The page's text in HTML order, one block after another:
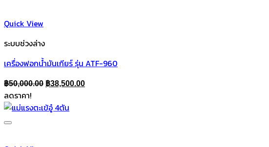
Quick View
ระบบช่วงล่าง
เครื่องฟอกน้ำมันเกียร์ รุ่น ATF-960
฿50,000.00 Original
was:
฿38,500.00Current
ลดราคา!